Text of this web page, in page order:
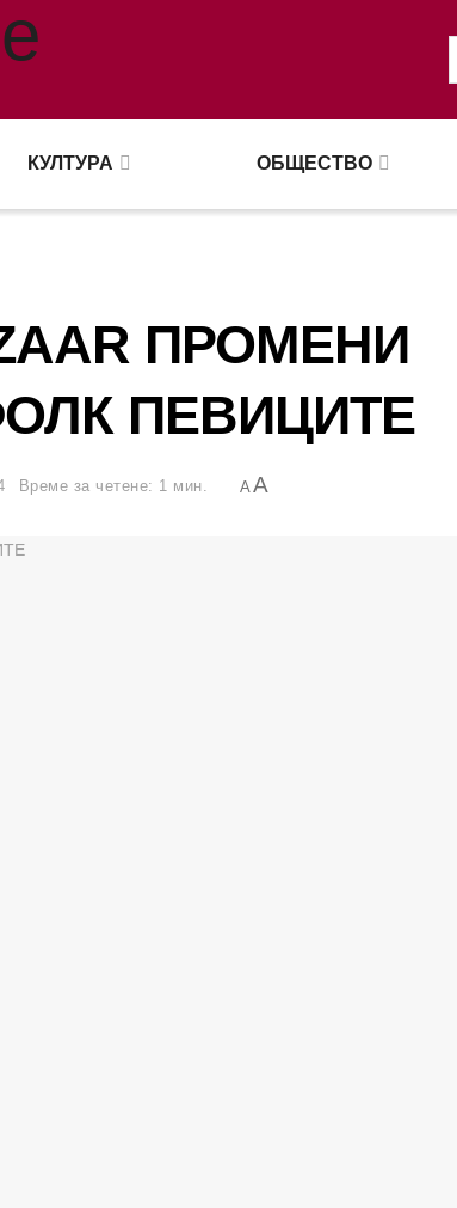
КУЛТУРА ОБЩЕСТВО
ПРОМЕНИ
ПЕВИЦИТЕ
Време за четене: 1 мин. AA